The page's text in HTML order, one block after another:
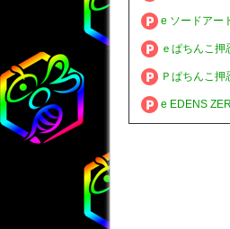
e ソードアート・オン
ｅぱちんこ押忍
Ｐぱちんこ押忍
e EDENS